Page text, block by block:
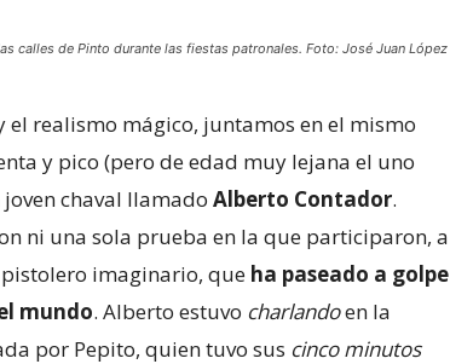
calles de Pinto durante las fiestas patronales. Foto: José Juan López
el realismo mágico, juntamos en el mismo
y pico (pero de edad muy lejana el uno
chaval llamado Alberto Contador.
ni una sola prueba en la que participaron, a
pistolero imaginario, que ha paseado a golpe
mundo. Alberto estuvo charlandoen la
por Pepito, quien tuvo sus cinco minutos